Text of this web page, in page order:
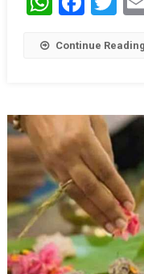
Continue Reading